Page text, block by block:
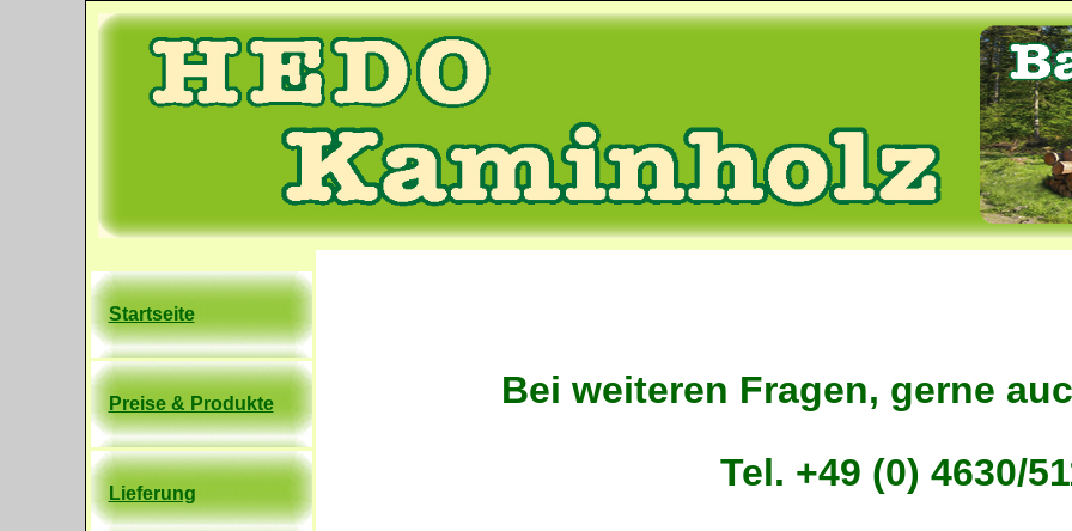
Startseite
Preise & Produkte
Lieferung
Bei weiteren Fragen, gerne
Tel. +49 (0) 4630/